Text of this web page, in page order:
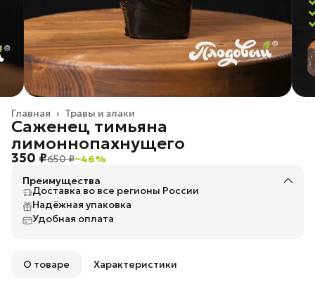
Травы и злаки
Главная ›
Саженец тимьяна
лимоннопахнущего
350 ₽650 ₽−46%
Преимущества
Доставка во все регионы России
Надёжная упаковка
Удобная оплата
О товаре Характеристики